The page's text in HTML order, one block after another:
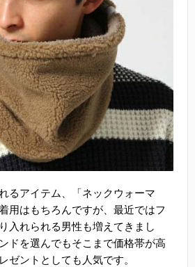
るアイテム、「ネックウォーマ
用はもちろんですが、最近ではフ
入れられる男性も増えてきまし
ドを選んでもそこまで価格帯が高
ゼントとしても人気です。